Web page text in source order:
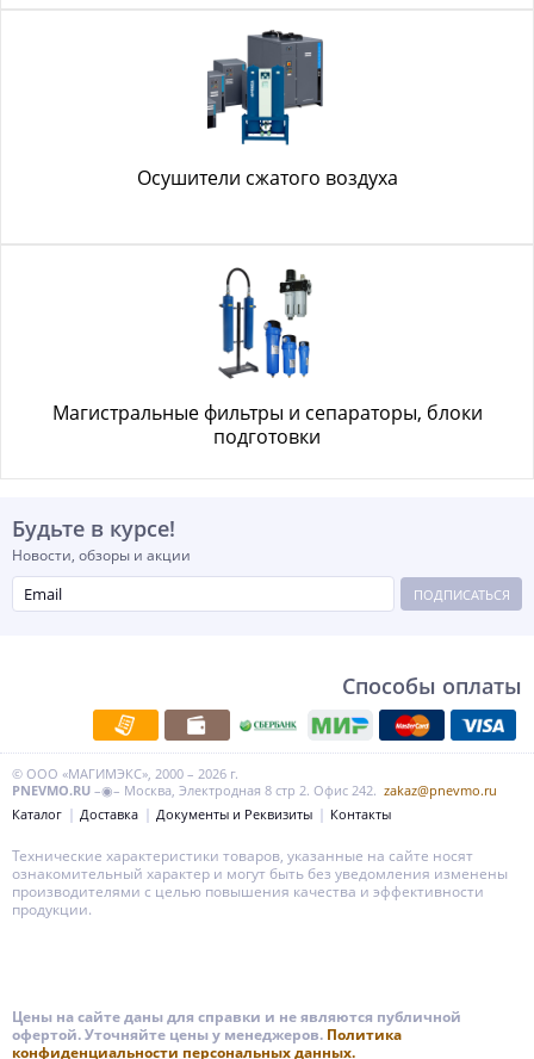
Осушители сжатого воздуха
Магистральные фильтры и сепараторы, блоки
подготовки
Будьте в курсе!
Новости, обзоры и акции
ПОДПИСАТЬСЯ
Способы оплаты
© ООО «МАГИМЭКС», 2000 – 2026 г.
PNEVMO.RU –◉– Москва, Электродная 8 стр 2. Офис 242. zakaz@pnevmo.ru
Каталог
Доставка Документы и Реквизиты Контакты
Технические характеристики товаров, указанные на сайте носят
ознакомительный характер и могут быть без уведомления изменены
производителями с целью повышения качества и эффективности
продукции.
Цены на сайте даны для справки и не являются публичной
офертой. Уточняйте цены у менеджеров. Политика
конфиденциальности персональных данных.